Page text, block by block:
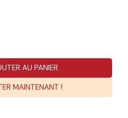
AU PANIER
MAINTENANT !